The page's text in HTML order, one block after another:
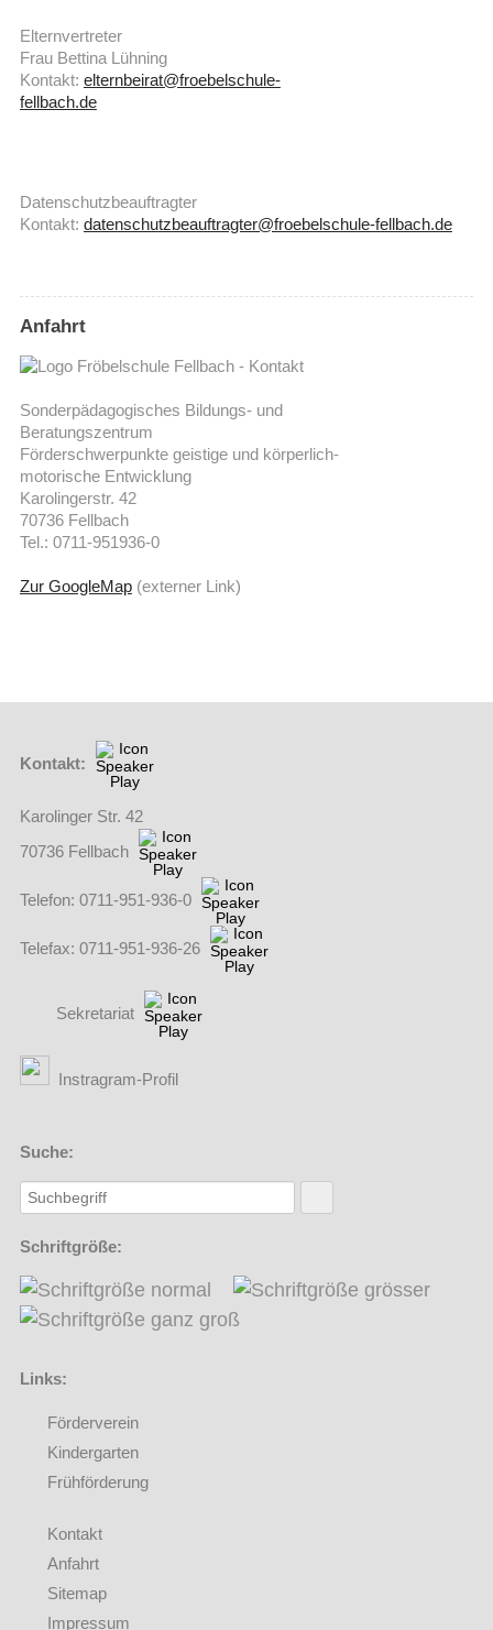
Elternvertreter
Frau Bettina Lühning
Kontakt: elternbeirat@froebelschule-
fellbach.de
Datenschutzbeauftragter
Kontakt: datenschutzbeauftragter@froebelschule-fellbach.de
Anfahrt
Sonderpädagogisches Bildungs- und
Beratungszentrum
Förderschwerpunkte geistige und körperlich-
motorische Entwicklung
Karolingerstr. 42
70736 Fellbach
Tel.: 0711-951936-0
(Externer Link öffnet in einem neuen Browserfenster)
Zur GoogleMap(externer Link)
Kontakt:
Karolinger Str. 42
70736 Fellbach
Telefon: 0711-951-936-0
Telefax: 0711-951-936-26
Sekretariat
Instragram-Profil
Suche:
Schriftgröße:
Links:
Förderverein
(Externer Link öffnet in einem neuen Browserfenster)
Kindergarten
Frühförderung
Kontakt
Anfahrt
Sitemap
Impressum